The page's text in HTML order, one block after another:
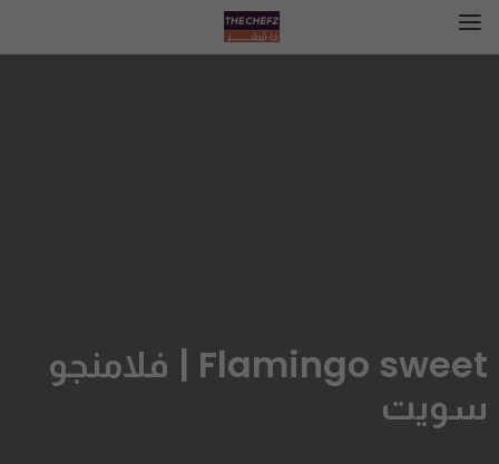
Flamingo sweet | فلامنجو
سويت